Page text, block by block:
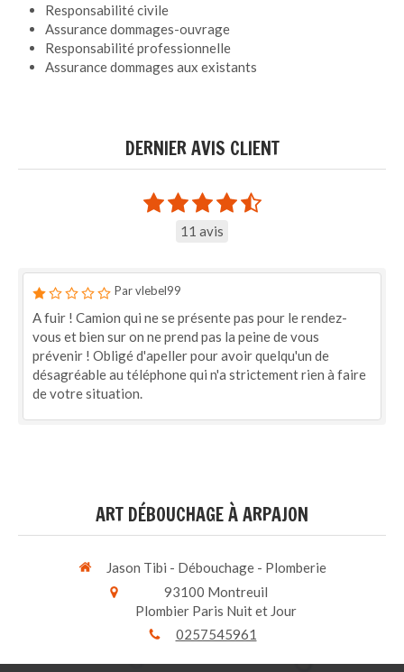
Responsabilité civile
Assurance dommages-ouvrage
Responsabilité professionnelle
Assurance dommages aux existants
DERNIER AVIS CLIENT
11 avis
Par vlebel99
A fuir ! Camion qui ne se présente pas pour le rendez-
vous et bien sur on ne prend pas la peine de vous
prévenir ! Obligé d'apeller pour avoir quelqu'un de
désagréable au téléphone qui n'a strictement rien à faire
de votre situation.
ART DÉBOUCHAGE À ARPAJON
Jason Tibi - Débouchage - Plomberie
93100 Montreuil
Plombier Paris Nuit et Jour
0257545961